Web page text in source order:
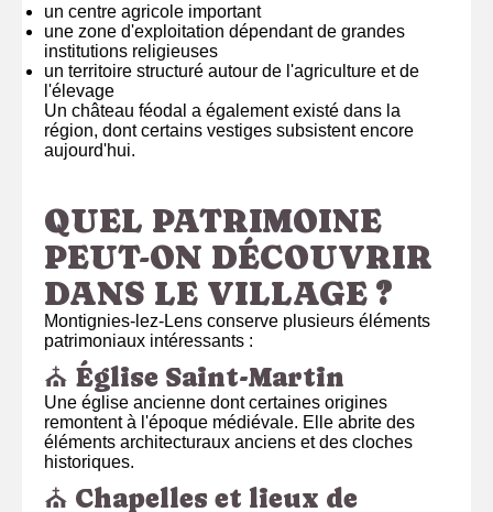
un centre agricole important
une zone d'exploitation dépendant de grandes
institutions religieuses
un territoire structuré autour de l'agriculture et de
l'élevage
Un château féodal a également existé dans la
région, dont certains vestiges subsistent encore
aujourd'hui.
QUEL PATRIMOINE
PEUT-ON DÉCOUVRIR
DANS LE VILLAGE ?
Montignies-lez-Lens conserve plusieurs éléments
patrimoniaux intéressants :
⛪ Église Saint-Martin
Une église ancienne dont certaines origines
remontent à l'époque médiévale. Elle abrite des
éléments architecturaux anciens et des cloches
historiques.
⛪ Chapelles et lieux de